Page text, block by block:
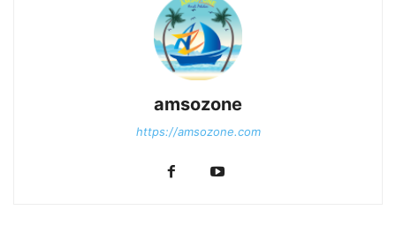
amsozone
https://amsozone.com